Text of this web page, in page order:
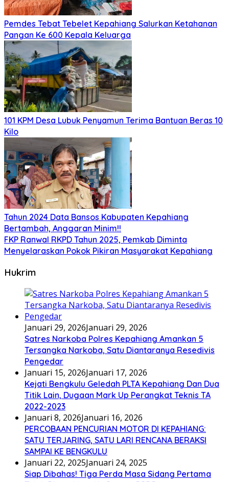
Pemdes Tebat Tebelet Kepahiang Salurkan Ketahanan
Pangan Ke 600 Kepala Keluarga
101 KPM Desa Lubuk Penyamun Terima Bantuan Beras 10
Kilo
Tahun 2024 Data Bansos Kabupaten Kepahiang
Bertambah, Anggaran Minim!!
FKP Ranwal RKPD Tahun 2025, Pemkab Diminta
Menyelaraskan Pokok Pikiran Masyarakat Kepahiang
Hukrim
Januari 29, 2026Januari 29, 2026
Satres Narkoba Polres Kepahiang Amankan 5
Tersangka Narkoba, Satu Diantaranya Resedivis
Pengedar
Januari 15, 2026Januari 17, 2026
Kejati Bengkulu Geledah PLTA Kepahiang Dan Dua
Titik Lain, Dugaan Mark Up Perangkat Teknis TA
2022-2023
Januari 8, 2026Januari 16, 2026
PERCOBAAN PENCURIAN MOTOR DI KEPAHIANG:
SATU TERJARING, SATU LARI RENCANA BERAKSI
SAMPAI KE BENGKULU
Januari 22, 2025Januari 24, 2025
Siap Dibahas! Tiga Perda Masa Sidang Pertama